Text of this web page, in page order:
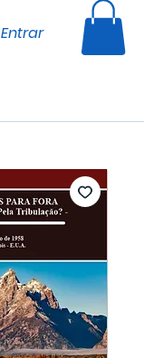
Entrar